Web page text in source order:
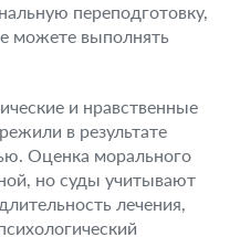
переподготовку,
можете выполнять
и нравственные
в результате
Оценка морального
но суды учитывают
лечения,